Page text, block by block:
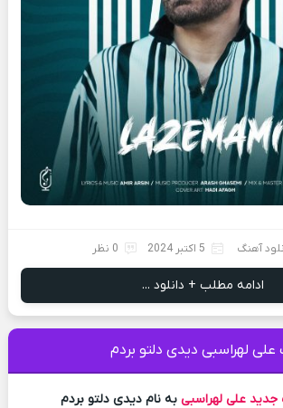
آهنگ 5 اکتبر 2024 0 نظر
ادامه مطلب + دانلود ...
علی لهراسبی دیدی دلتو بردم
جدید علی لهراسبی به نام دیدی دلتو بردم